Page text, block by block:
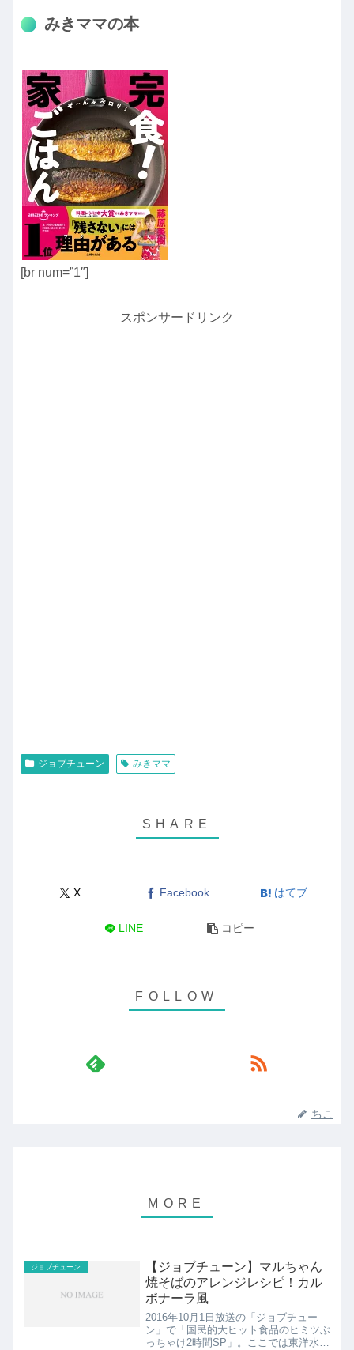
みきママの本
[br num=”1″]
スポンサードリンク
ジョブチューン みきママ
X Facebook はてブ
LINE コピー
ちこ
ジョブチューン
【ジョブチューン】マルちゃん
焼そばのアレンジレシピ！カル
ボナーラ風
2016年10月1日放送の「ジョブチュー
ン」で「国民的大ヒット食品のヒミツぶ
っちゃけ2時間SP」。ここでは東洋水産